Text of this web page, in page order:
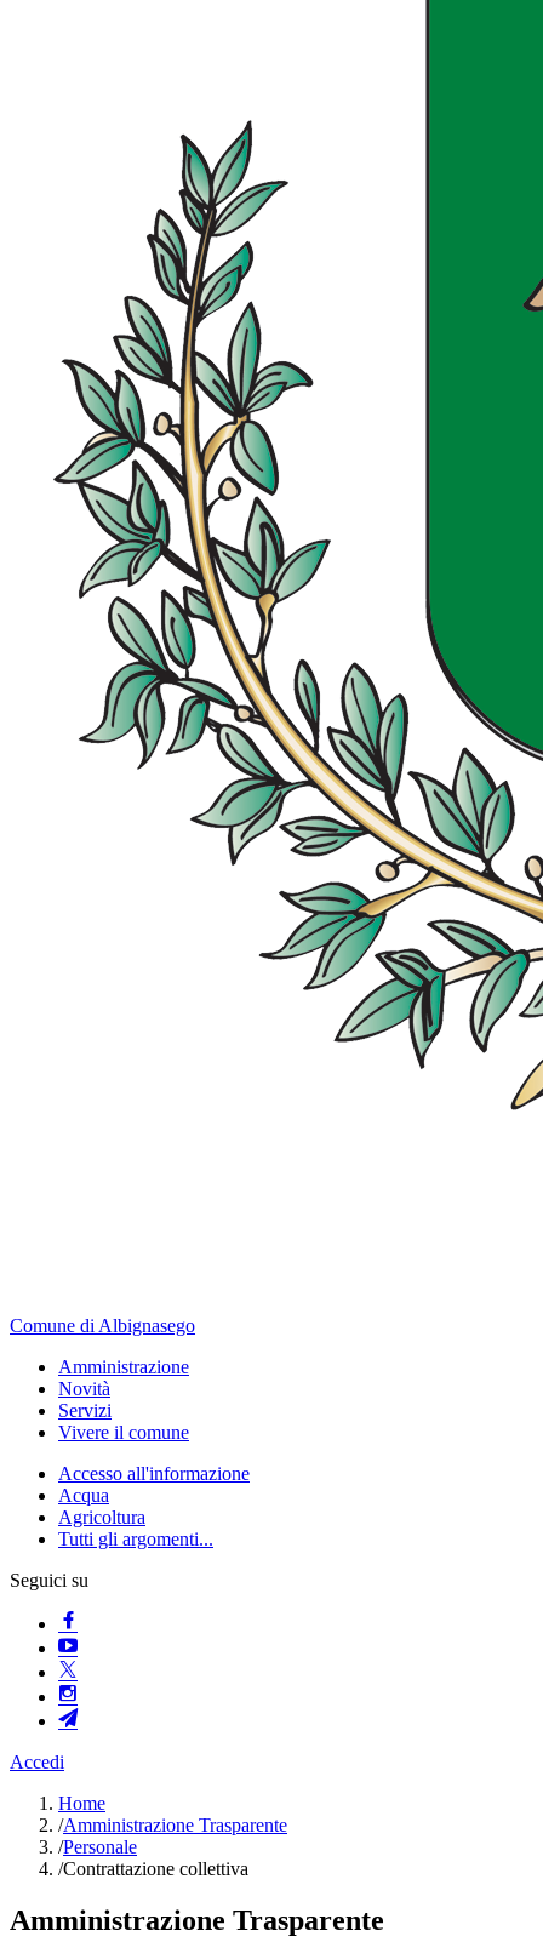
Comune di Albignasego
Amministrazione
Novità
Servizi
Vivere il comune
Accesso all'informazione
Acqua
Agricoltura
Tutti gli argomenti...
Seguici su
Accedi
Home
/Amministrazione Trasparente
/Personale
/Contrattazione collettiva
Amministrazione Trasparente